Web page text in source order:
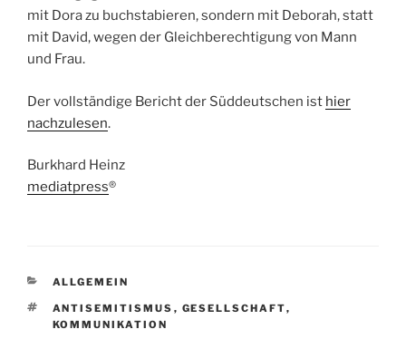
mit Dora zu buchstabieren, sondern mit Deborah, statt
mit David, wegen der Gleichberechtigung von Mann
und Frau.
Der vollständige Bericht der Süddeutschen ist hier
nachzulesen.
Burkhard Heinz
mediatpress®
KATEGORIEN
ALLGEMEIN
SCHLAGWÖRTER
ANTISEMITISMUS , GESELLSCHAFT,
KOMMUNIKATION